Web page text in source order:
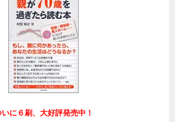
いに６刷、大好評発売中！